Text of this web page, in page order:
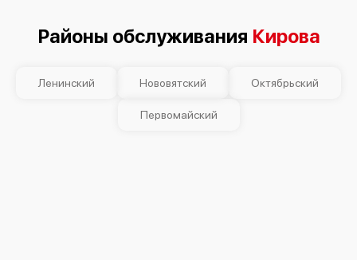
Районы обслуживания Кирова
Ленинский Нововятский Октябрьский
Первомайский